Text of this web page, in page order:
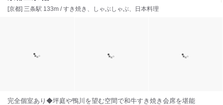
[京都] 三条駅 133m / すき焼き、しゃぶしゃぶ、日本料理
完全個室あり◆坪庭や鴨川を望む空間で和牛すき焼き会席を堪能